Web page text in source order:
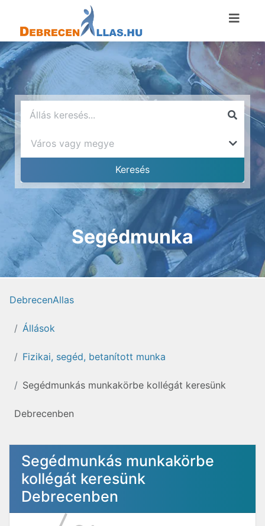
Segédmunka
DebrecenAllas
Állások
Fizikai, segéd, betanított munka
Segédmunkás munkakörbe kollégát keresünk
Debrecenben
Segédmunkás munkakörbe
kollégát keresünk
Debrecenben